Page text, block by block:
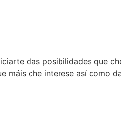
das posibilidades que
che interese así como